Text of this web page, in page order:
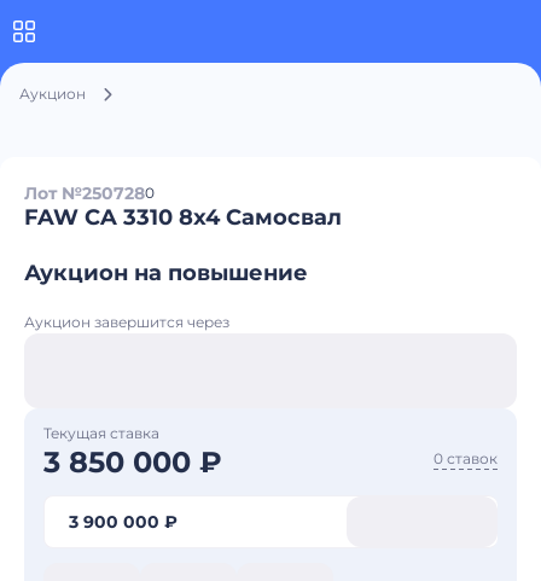
Аукцион
Лот №2507280
FAW CA 3310 8x4 Самосвал
Аукцион на повышение
Аукцион завершится через
Текущая ставка
3 850 000 ₽ 0 ставок
3 900 000 ₽